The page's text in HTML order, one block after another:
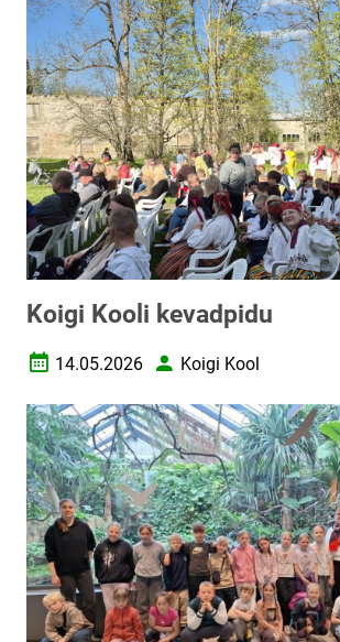
Koigi Kooli kevadpidu
Loomise kuupäev
14.05.2026 AutorKoigi Kool